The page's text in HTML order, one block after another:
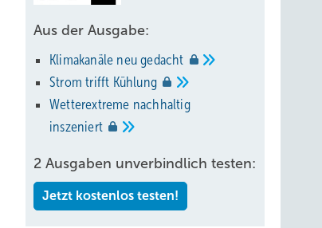
Aus der Ausgabe:
Klimakanäle neugedacht
Strom trifft Kühlung
Wetterextreme nachhaltig
inszeniert
2 Ausgaben unverbindlich testen:
Jetzt kostenlos testen!